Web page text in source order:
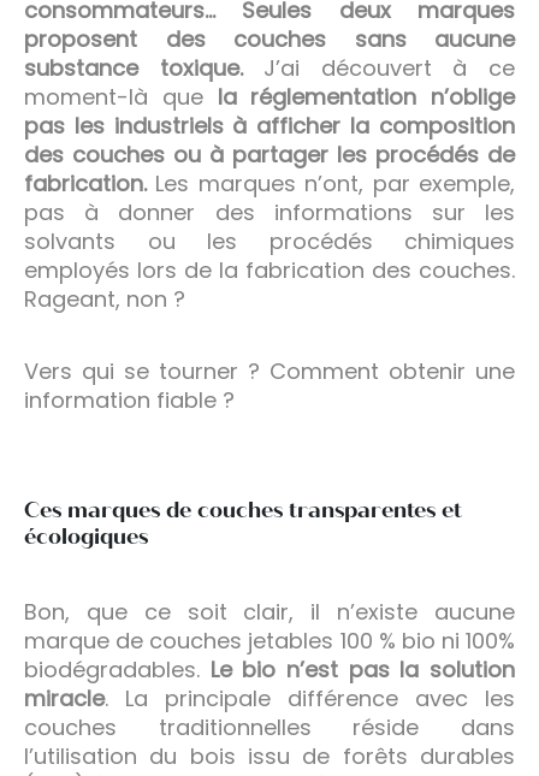
consommateurs… Seules deux marques
proposent des couches sans aucune
substance toxique.J’ai découvert à ce
moment-là que la réglementation n’oblige
pas les industriels à afficher la composition
des couches ou à partager les procédés de
fabrication.Les marques n’ont, par exemple,
pas à donner des informations sur les
solvants ou les procédés chimiques
employés lors de la fabrication des couches.
Rageant, non ?
Vers qui se tourner ? Comment obtenir une
information fiable ?
Ces marques de couches transparentes et
écologiques
Bon, que ce soit clair, il n’existe aucune
marque de couches jetables 100 % bio ni 100%
biodégradables. Le bio n’est pas la solution
miracle. La principale différence avec les
couches traditionnelles réside dans
l’utilisation du bois issu de forêts durables